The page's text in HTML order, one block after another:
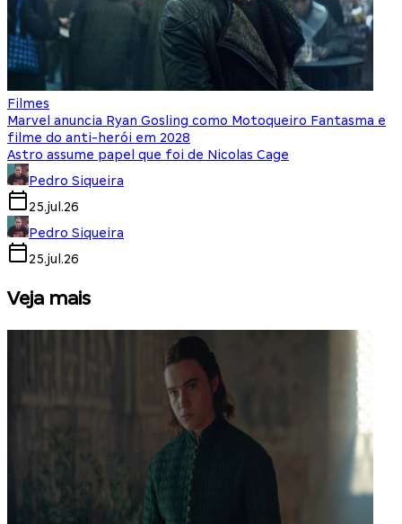
Filmes
Marvel anuncia Ryan Gosling como Motoqueiro Fantasma e
filme do anti-herói em 2028
Astro assume papel que foi de Nicolas Cage
Pedro Siqueira
25.jul.26
Pedro Siqueira
25.jul.26
Veja mais